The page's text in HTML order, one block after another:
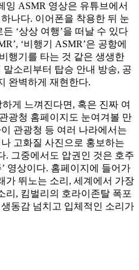
잉 ASMR 영상은 유튜브에서
나다. 이어폰을 착용한 뒤 눈
‘상상 여행’을 떠날 수 있다
‘비행기 ASMR’은 공항에
행기를 타는 것 같은 생생한
소리부터 탑승 안내 방송, 공
완벽하게 재현한다.
게 느껴진다면, 혹은 진짜 여
광청 홈페이지도 눈여겨볼 만
관광청 등 여러 나라에서는
고화질 사진으로 홍보하는
. 그중에서도 압권인 것은 호주
영상이다. 홈페이지에 들어가
가 뛰노는 소리, 세계에서 가장
리, 킴벌리의 호라이존탈 폭포
동감 넘치고 입체적인 소리가